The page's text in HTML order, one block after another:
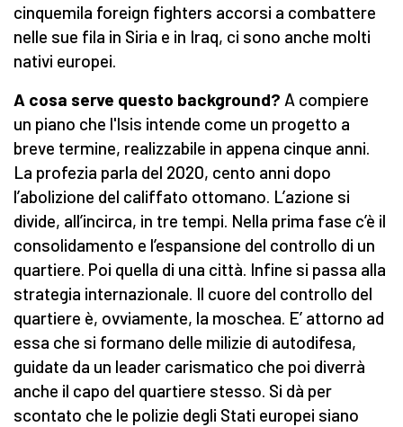
cinquemila foreign fighters accorsi a combattere
nelle sue fila in Siria e in Iraq, ci sono anche molti
nativi europei.
A cosa serve questo background? A compiere
un piano che l'Isis intende come un progetto a
breve termine, realizzabile in appena cinque anni.
La profezia parla del 2020, cento anni dopo
l’abolizione del califfato ottomano. L’azione si
divide, all’incirca, in tre tempi. Nella prima fase c’è il
consolidamento e l’espansione del controllo di un
quartiere. Poi quella di una città. Infine si passa alla
strategia internazionale. Il cuore del controllo del
quartiere è, ovviamente, la moschea. E’ attorno ad
essa che si formano delle milizie di autodifesa,
guidate da un leader carismatico che poi diverrà
anche il capo del quartiere stesso. Si dà per
scontato che le polizie degli Stati europei siano